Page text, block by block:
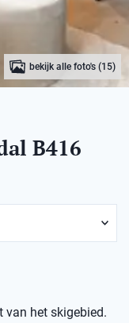
bekijk alle foto's (15)
B416
van het skigebied.